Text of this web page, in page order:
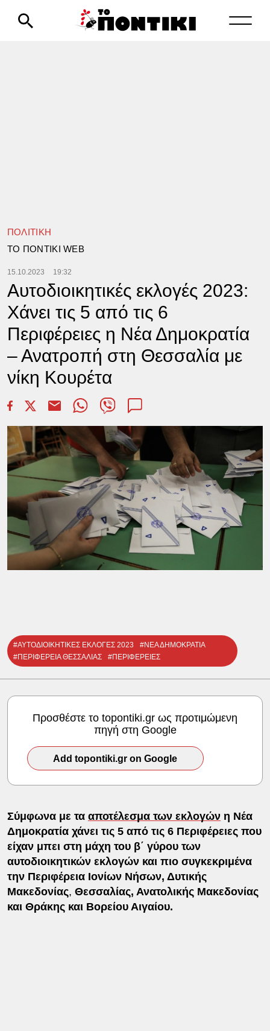
ΠΟΛΙΤΙΚΗ
TΟ ΠΟΝΤΙΚΙ WEB
15.10.2023 19:32
Αυτοδιοικητικές εκλογές 2023:
Χάνει τις 5 από τις 6
Περιφέρειες η Νέα Δημοκρατία
– Ανατροπή στη Θεσσαλία με
νίκη Κουρέτα
#ΑΥΤΟΔΙΟΙΚΗΤΙΚΕΣ ΕΚΛΟΓΕΣ 2023
#ΝΕΑ ΔΗΜΟΚΡΑΤΙΑ
#ΠΕΡΙΦΕΡΕΙΑ ΘΕΣΣΑΛΙΑΣ
#ΠΕΡΙΦΕΡΕΙΕΣ
Προσθέστε το topontiki.gr ως προτιμώμενη
πηγή στη Google
Add topontiki.gr on Google
Σύμφωνα με τα αποτέλεσμα των εκλογώνη Νέα
Δημοκρατία χάνει τις 5 από τις 6 Περιφέρειες που
είχαν μπει στη μάχη του β΄ γύρου των
αυτοδιοικητικών εκλογών και πιο συγκεκριμένα
την Περιφέρεια Ιονίων Νήσων, Δυτικής
Μακεδονίας, Θεσσαλίας, Ανατολικής Μακεδονίας
και Θράκης και Βορείου Αιγαίου.